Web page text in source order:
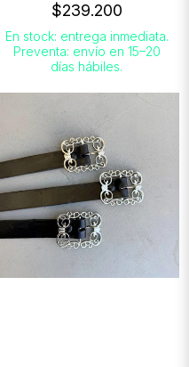
$239.200
En stock: entrega inmediata.
Preventa: envío en 15–20
días hábiles.